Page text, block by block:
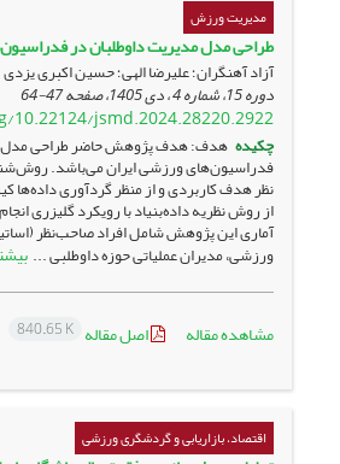
مدیریت ورزش
طراحی مدل مدیریت داوطلبان در
آزاد آهنگران؛ علیرضا الهی؛ حسین اکبری یزدی
دوره 15، شماره 4 ، دی 1405، صفحه 47-64
jsmd.2024.28220.2922
چکیده هدف: هدف پژوهش حاضر طراحی مدل
فدراسیون‌های ورزشی ایران می‌باشد.
نظر هدف کاربردی و از منظر گردآوری داده‌ها
از روش نظریه داده‌بنیاد با رویکرد گلیزری
آماری این پژوهش شامل افراد صاحب‌نظر
ورزشی، مدیران عملیاتی حوزه داوطلبی ...
مشاهده مقاله اصل مقاله 840.65 K
اقتصاد، بازاریابی و گردشگری ورزشی